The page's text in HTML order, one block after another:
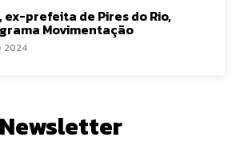
ex-prefeita de Pires do Rio,
Movimentação
2024
Newsletter